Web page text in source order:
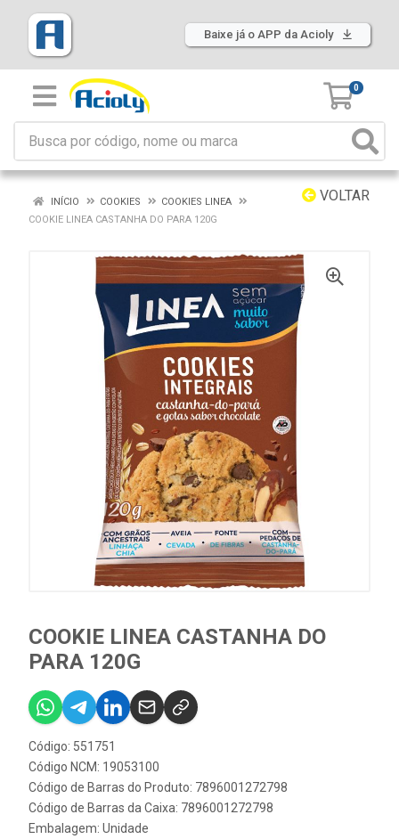
Baixe já o APP da Acioly
0
VOLTAR
INÍCIO COOKIES
COOKIES LINEA
COOKIE LINEA CASTANHA DO PARA 120G
COOKIE LINEA CASTANHA DO
PARA 120G
Código: 551751
Código NCM: 19053100
Código de Barras do Produto: 7896001272798
Código de Barras da Caixa: 7896001272798
Embalagem: Unidade